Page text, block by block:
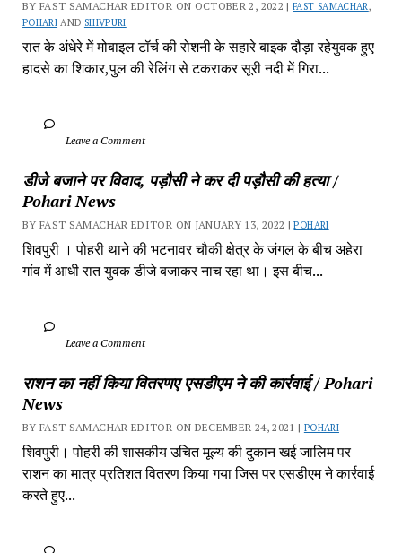
BY FAST SAMACHAR EDITOR ON OCTOBER 2, 2022 | FAST SAMACHAR
POHARI AND SHIVPURI
रात के अंधेरे में मोबाइल टॉर्च की रोशनी के सहारे बाइक दौड़ा रहेयुवक हुए
हादसे का शिकार,पुल की रेलिंग से टकराकर सूरी नदी में गिरा...
		Leave a Comment
डीजे बजाने पर विवाद, पड़ौसी ने कर दी पड़ौसी की हत्या /
Pohari News
BY FAST SAMACHAR EDITOR ON JANUARY 13, 2022 | POHARI
शिवपुरी‎ । पोहरी थाने की भटनावर चौकी क्षेत्र‎ के जंगल के बीच अहेरा
गांव में‎ आधी रात युवक डीजे बजाकर‎ नाच रहा था। इस बीच...
		Leave a Comment
राशन का नहीं किया वितरणए एसडीएम ने की कार्रवाई / Pohari
News
BY FAST SAMACHAR EDITOR ON DECEMBER 24, 2021 | POHARI
शिवपुरी। पोहरी की शासकीय उचित मूल्य की दुकान खई जालिम पर
राशन का मात्र प्रतिशत वितरण किया गया जिस पर एसडीएम ने कार्रवाई
करते हुए...